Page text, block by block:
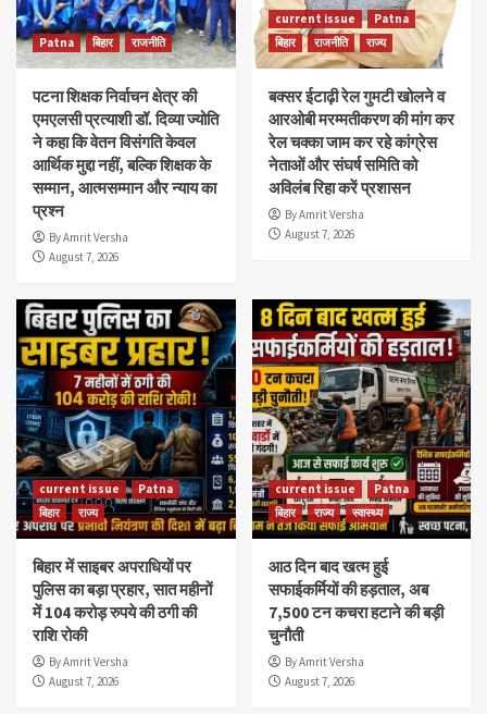
Patna बिहार राजनीति
पटना शिक्षक निर्वाचन क्षेत्र की
एमएलसी प्रत्याशी डॉ. दिव्या ज्योति
ने कहा कि वेतन विसंगति केवल
आर्थिक मुद्दा नहीं, बल्कि शिक्षक के
सम्मान, आत्मसम्मान और न्याय का
प्रश्न
By Amrit Versha
August 7, 2026
current issue
Patna
बिहार
राजनीति राज्य
बक्सर ईटाढ़ी रेल गुमटी खोलने व
आरओबी मरम्मतीकरण की मांग कर
रेल चक्का जाम कर रहे कांग्रेस
नेताओं और संघर्ष समिति को
अविलंब रिहा करें प्रशासन
By Amrit Versha
August 7, 2026
current issue
Patna
बिहार
राज्य
बिहार में साइबर अपराधियों पर
पुलिस का बड़ा प्रहार, सात महीनों
में 104 करोड़ रुपये की ठगी की
राशि रोकी
By Amrit Versha
August 7, 2026
current issue
Patna
बिहार
राज्य स्वास्थ्य
आठ दिन बाद खत्म हुई
सफाईकर्मियों की हड़ताल, अब
7,500 टन कचरा हटाने की बड़ी
चुनौती
By Amrit Versha
August 7, 2026